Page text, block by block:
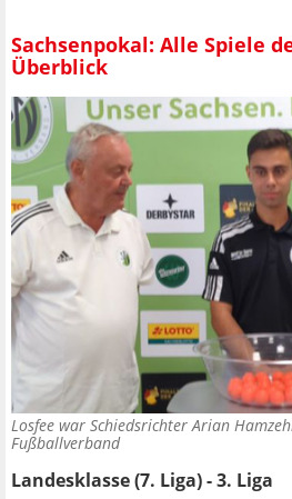
Sachsenpokal: Alle Spiele
Überblick
Losfee war Schiedsrichter Arian
Fußballverband
Landesklasse (7. Liga) - 3. Liga